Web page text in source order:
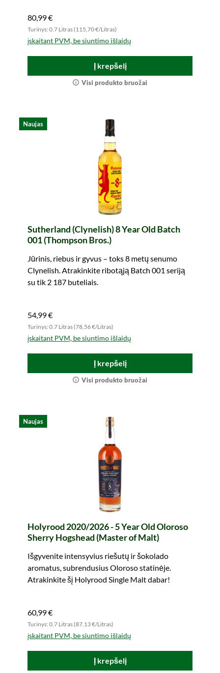
80,99 €
Turinys: 0.7 Litras (115,70 €/Litras)
įskaitant PVM, be siuntimo išlaidų
Į krepšelį
Visi produkto bruožai
Naujas
Sutherland (Clynelish) 8 Year Old Batch
001 (Thompson Bros.)
Jūrinis, riebus ir gyvus – toks 8 metų senumo
Clynelish. Atrakinkite ribotąją Batch 001 seriją
su tik 2 187 buteliais.
54,99 €
Turinys: 0.7 Litras (78,56 €/Litras)
įskaitant PVM, be siuntimo išlaidų
Į krepšelį
Visi produkto bruožai
Naujas
Holyrood 2020/2026 - 5 Year Old Oloroso
Sherry Hogshead (Master of Malt)
Išgyvenite intensyvius riešutų ir šokolado
aromatus, subrendusius Oloroso statinėje.
Atrakinkite šį Holyrood Single Malt dabar!
60,99 €
Turinys: 0.7 Litras (87,13 €/Litras)
įskaitant PVM, be siuntimo išlaidų
Į krepšelį